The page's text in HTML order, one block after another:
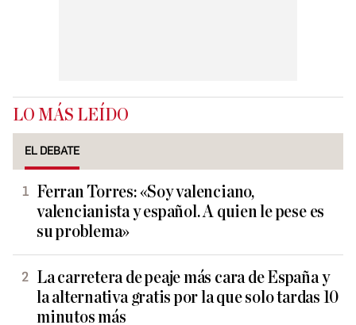
LO MÁS LEÍDO
EL DEBATE
Ferran Torres: «Soy valenciano,
valencianista y español. A quien le pese es
su problema»
La carretera de peaje más cara de España y
la alternativa gratis por la que solo tardas 10
minutos más